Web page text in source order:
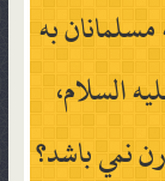
به
السلام،
نمي باشد؟